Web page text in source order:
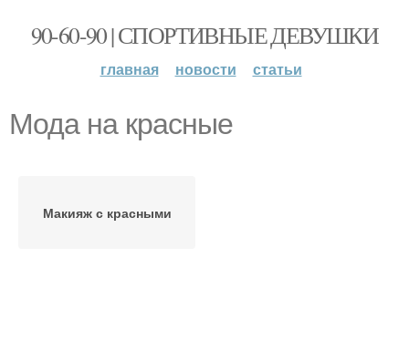
90-60-90 | СПОРТИВНЫЕ ДЕВУШКИ
главная новости статьи
Мода на красные
Макияж с красными